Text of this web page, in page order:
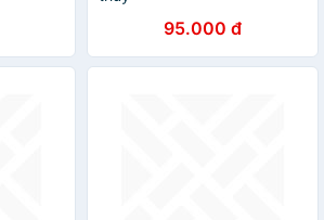
95.000 đ